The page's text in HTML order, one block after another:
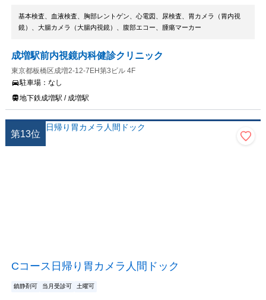
基本検査、血液検査、胸部レントゲン、心電図、尿検査、胃カメラ（胃内視
鏡）、大腸カメラ（大腸内視鏡）、腹部エコー、腫瘍マーカー
成増駅前内視鏡内科健診クリニック
東京都板橋区成増2-12-7EH第3ビル 4F
駐車場： なし
地下鉄成増駅 / 成増駅
第13位
Cコース日帰り胃カメラ人間ドック
鎮静剤可 当月受診可 土曜可